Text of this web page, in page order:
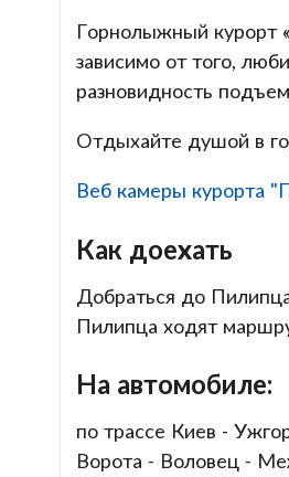
Горнолыжный курорт
зависимо от того,
разновидность
Отдыхайте душой в
Веб камеры курорта
Как доехать
Добраться до
Пилипца ходят
На автомобиле:
по трассе Киев -
Ворота - Воловец -